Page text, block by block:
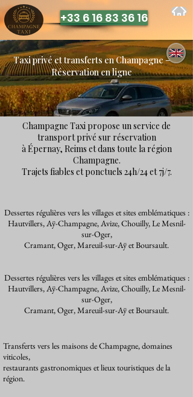
+33 6 16 83 36 16
Taxi privé et transferts en Champagne –
Réservation en ligne
Champagne Taxi propose un service de
transport privé sur réservation
à Épernay, Reims et dans toute la région
Champagne.
Trajets fiables et ponctuels 24h/24 et 7j/7.
Dessertes régulières vers les villages et sites emblématiques :
Hautvillers, Aÿ-Champagne, Avize, Chouilly, Le Mesnil-
sur-Oger,
Cramant, Oger, Mareuil-sur-Aÿ et Boursault.
Dessertes régulières vers les villages et sites emblématiques :
Hautvillers, Aÿ-Champagne, Avize, Chouilly, Le Mesnil-
sur-Oger,
Cramant, Oger, Mareuil-sur-Aÿ et Boursault.
Transferts vers les maisons de Champagne, domaines
viticoles,
restaurants gastronomiques et lieux touristiques de la
région.